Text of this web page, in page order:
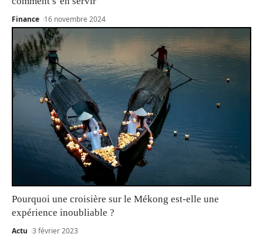
Finance 16 novembre 2024
Pourquoi une croisière sur le Mékong est-elle une
expérience inoubliable ?
Actu 3 février 2023